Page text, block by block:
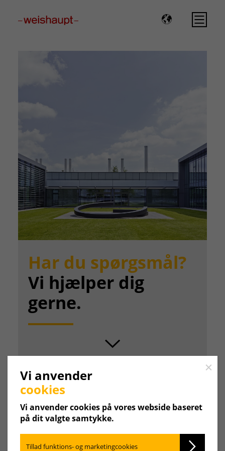
Har du spørgsmål?
Vi hjælper dig
gerne.
SCROLL
Kontaktpersoner
Close
Vi anvender
cookies
Vi anvender cookies på vores webside baseret
på dit valgte samtykke.
Tillad funktions- og marketingcookies